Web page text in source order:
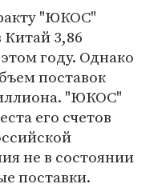
"ЮКОС"
3,86
году. Однако
поставок
"ЮКОС"
его счетов
не в состоянии
поставки.